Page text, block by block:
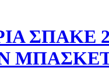
ΣΠΑΚΕ